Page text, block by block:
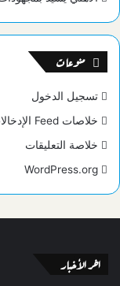
منوعات
تسجيل الدخول
خلاصات Feed الإدخالات
خلاصة التعليقات
WordPress.org
اخر الأخبار